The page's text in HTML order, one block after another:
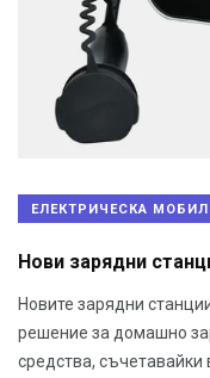
ЕЛЕКТРИЧЕСКА
Нови зарядни
Новите зарядни
решение за домашно
средства, съчетавайки